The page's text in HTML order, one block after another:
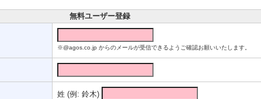
無料ユーザー登録
※@agos.co.jp からのメールが受信できるようご確認お願いいたします。
姓 (例: 鈴木)